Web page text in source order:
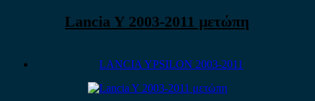
Lancia Y 2003-2011 μετώπη
LANCIA YPSILON 2003-2011